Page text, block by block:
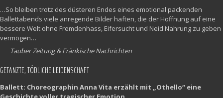
…So bleiben trotz des düsteren Endes eines emotional packenden
Ballettabends viele anregende Bilder haften, die der Hoffnung auf eine
bessere Welt ohne Fremdenhass, Eifersucht und Neid Nahrung zu geben
vermögen…
Tauber Zeitung & Fränkische Nachrichten
GETANZTE, TÖDLICHE LEIDENSCHAFT
Ballett: Choreographin Anna Vita erzählt mit „Othello“ eine